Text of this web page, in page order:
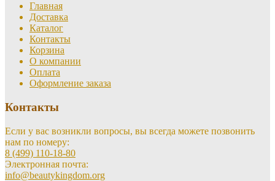
Главная
Доставка
Каталог
Контакты
Корзина
О компании
Оплата
Оформление заказа
Контакты
Если у вас возникли вопросы, вы всегда можете позвонить
нам по номеру:
8 (499) 110-18-80
Электронная почта:
info@beautykingdom.org